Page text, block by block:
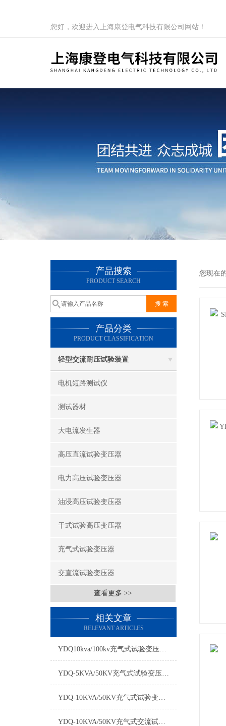
您好，欢迎进入上海康登电气科技有限公司网站！
产品搜索
PRODUCT SEARCH
产品分类
PRODUCT CLASSIFICATION
轻型交流耐压试验装置
电机短路测试仪
测试器材
大电流发生器
高压直流试验变压器
电力高压试验变压器
油浸高压试验变压器
干式试验高压变压器
充气式试验变压器
交直流试验变压器
查看更多 >>
相关文章
RELEVANT ARTICLES
YDQ10kva/100kv充气式试验变压器的工作原理说
YDQ-5KVA/50KV充气式试验变压器产品简介
YDQ-10KVA/50KV充气式试验变压器 技术参数
YDQ-10KVA/50KV充气式交流试验变压器的使用方法和注意事项
您现在